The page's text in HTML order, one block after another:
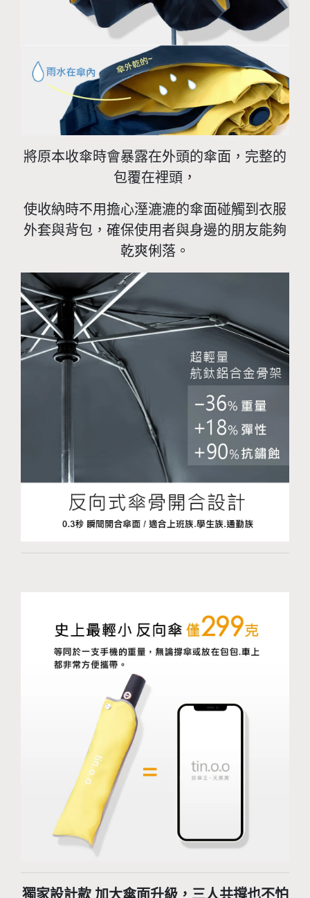
將原本收傘時會暴露在外頭的傘面，完整的
包覆在裡頭，
使收納時不用擔心溼漉漉的傘面碰觸到衣服
外套與背包，確保使用者與身邊的朋友能夠
乾爽俐落。
獨家設計款 加大傘面升級，三人共撐也不怕